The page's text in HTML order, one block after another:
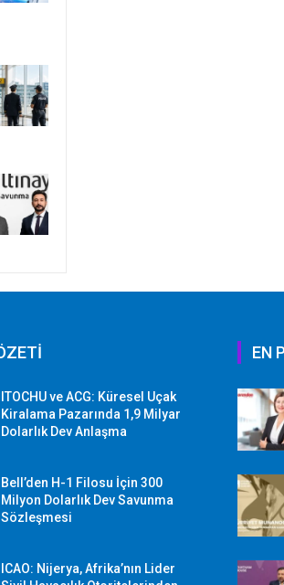
ITOCHU ve ACG: Küresel Uçak
Kiralama Pazarında 1,9 Milyar
Dolarlık Dev Anlaşma
Bell’den H-1 Filosu İçin 300
Milyon Dolarlık Dev Savunma
Sözleşmesi
ICAO: Nijerya, Afrika’nın Lider
EN